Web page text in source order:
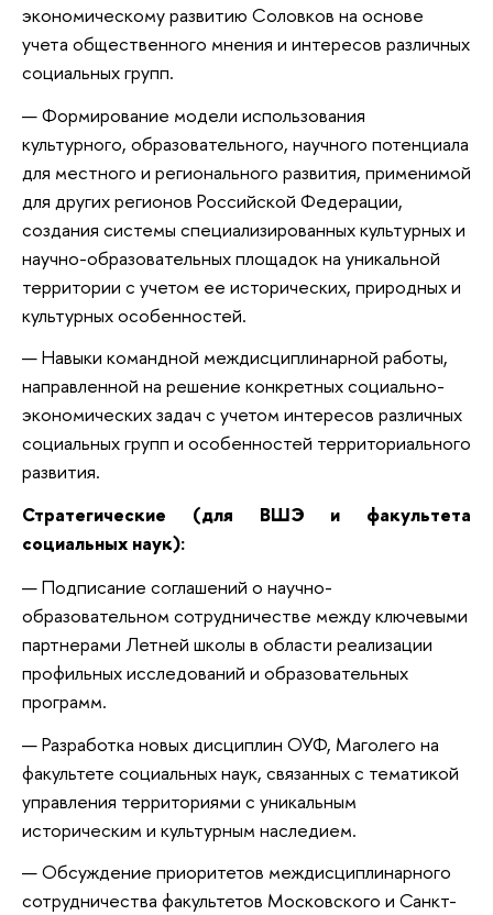
экономическому развитию Соловков на основе
учета общественного мнения и интересов различных
социальных групп.
Формирование модели использования
культурного, образовательного, научного потенциала
для местного и регионального развития, применимой
для других регионов Российской Федерации,
создания системы специализированных культурных и
научно-образовательных площадок на уникальной
территории с учетом ее исторических, природных и
культурных особенностей.
Навыки командной междисциплинарной работы,
направленной на решение конкретных социально-
экономических задач с учетом интересов различных
социальных групп и особенностей территориального
развития.
Стратегические (для ВШЭ и факультета
социальных наук):
Подписание соглашений о научно-
образовательном сотрудничестве между ключевыми
партнерами Летней школы в области реализации
профильных исследований и образовательных
программ.
Разработка новых дисциплин ОУФ, Маголего на
факультете социальных наук, связанных с тематикой
управления территориями с уникальным
историческим и культурным наследием.
Обсуждение приоритетов междисциплинарного
сотрудничества факультетов Московского и Санкт-